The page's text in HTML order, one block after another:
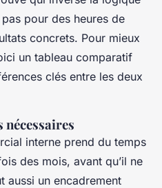
pour des heures de
concrets. Pour mieux
un tableau comparatif
clés entre les deux
nécessaires
interne prend du temps
des mois, avant qu’il ne
aussi un encadrement